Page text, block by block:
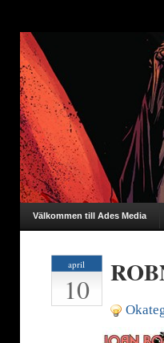
Välkommen till Ades Media
april
10